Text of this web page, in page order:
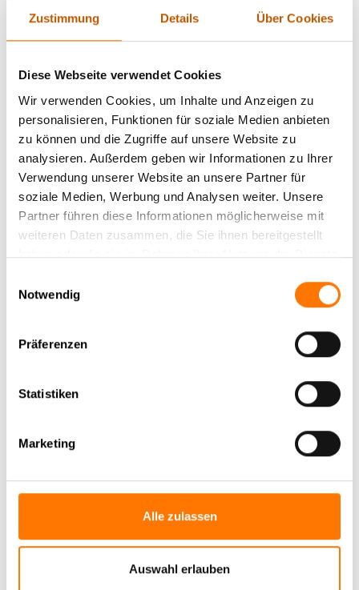
Zustimmung Details Über Cookies
Diese Webseite verwendet Cookies
Wir verwenden Cookies, um Inhalte und Anzeigen zu
personalisieren, Funktionen für soziale Medien anbieten
zu können und die Zugriffe auf unsere Website zu
analysieren. Außerdem geben wir Informationen zu Ihrer
Verwendung unserer Website an unsere Partner für
soziale Medien, Werbung und Analysen weiter. Unsere
Partner führen diese Informationen möglicherweise mit
weiteren Daten zusammen, die Sie ihnen bereitgestellt
haben oder die sie im Rahmen Ihrer Nutzung der Dienste
Notwendig
Präferenzen
Statistiken
Marketing
Alle zulassen
Auswahl erlauben
Mara Buschmann
Master in Forensic Science
Lars Neuhoff